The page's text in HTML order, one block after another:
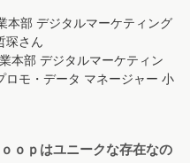
本部 デジタルマーケティング
琛さん
本部 デジタルマーケティン
ロモ・データ マネージャー ​​小
ｏｐはユニークな存在なの